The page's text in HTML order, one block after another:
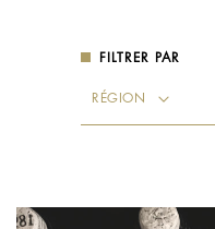
FILTRER PAR
Région
RÉGION